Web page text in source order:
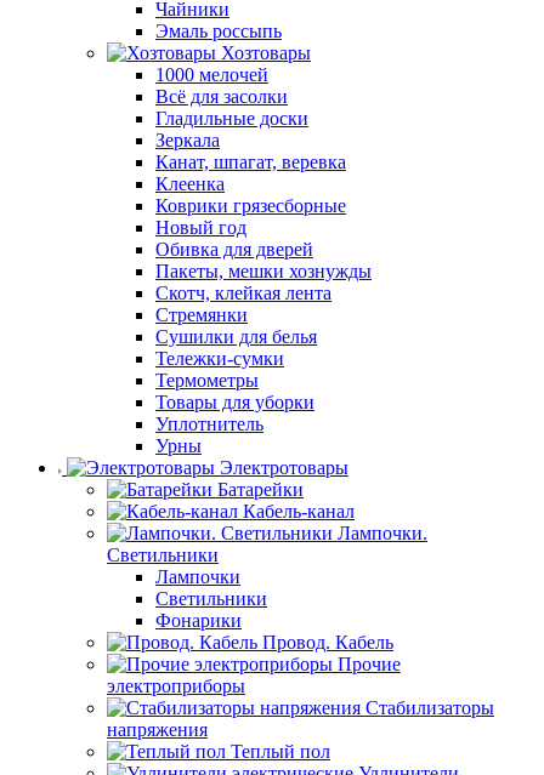
Чайники
Эмаль россыпь
Хозтовары
1000 мелочей
Всё для засолки
Гладильные доски
Зеркала
Канат, шпагат, веревка
Клеенка
Коврики грязесборные
Новый год
Обивка для дверей
Пакеты, мешки хознужды
Скотч, клейкая лента
Стремянки
Сушилки для белья
Тележки-сумки
Термометры
Товары для уборки
Уплотнитель
Урны
Электротовары
Батарейки
Кабель-канал
Лампочки.
Светильники
Лампочки
Светильники
Фонарики
Провод. Кабель
Прочие
электроприборы
Стабилизаторы
напряжения
Теплый пол